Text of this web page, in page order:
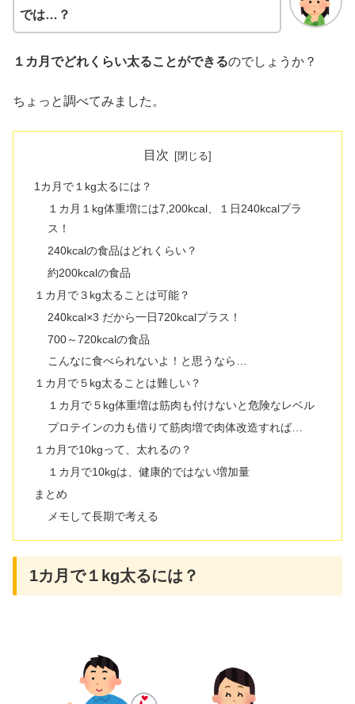
では…？
１カ月でどれくらい太ることができるのでしょうか？
ちょっと調べてみました。
目次
1カ月で１kg太るには？
１カ月１kg体重増には7,200kcal、１日240kcalプラ
ス！
240kcalの食品はどれくらい？
約200kcalの食品
１カ月で３kg太ることは可能？
240kcal×3 だから一日720kcalプラス！
700～720kcalの食品
こんなに食べられないよ！と思うなら…
１カ月で５kg太ることは難しい？
１カ月で５kg体重増は筋肉も付けないと危険なレベル
プロテインの力も借りて筋肉増で肉体改造すれば…
１カ月で10kgって、太れるの？
１カ月で10kgは、健康的ではない増加量
まとめ
メモして長期で考える
1カ月で１kg太るには？